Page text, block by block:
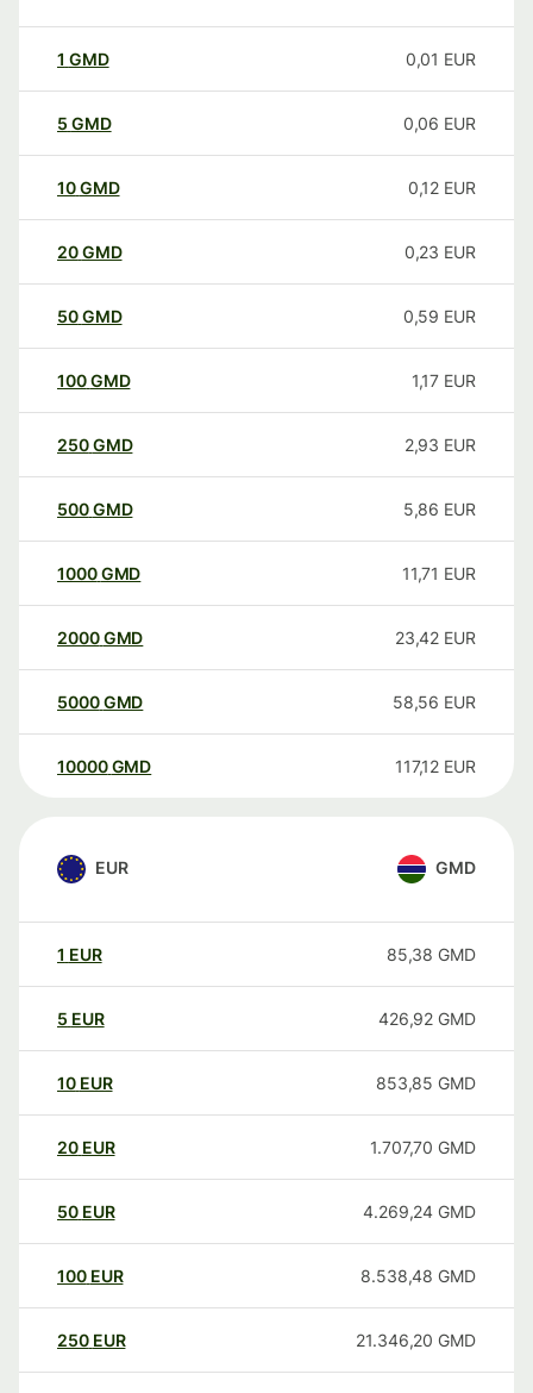
1 GMD 0,01 EUR
5 GMD 0,06 EUR
10GMD 0,12 EUR
20GMD 0,23 EUR
50GMD 0,59 EUR
100GMD 1,17 EUR
250GMD 2,93 EUR
500GMD 5,86 EUR
1000GMD 11,71 EUR
2000GMD 23,42 EUR
5000GMD 58,56 EUR
10000 GMD 117,12 EUR
EUR GMD
1 EUR 85,38 GMD
5 EUR 426,92 GMD
10 EUR 853,85 GMD
20 EUR 1.707,70 GMD
50 EUR 4.269,24 GMD
100 EUR 8.538,48 GMD
250 EUR 21.346,20 GMD